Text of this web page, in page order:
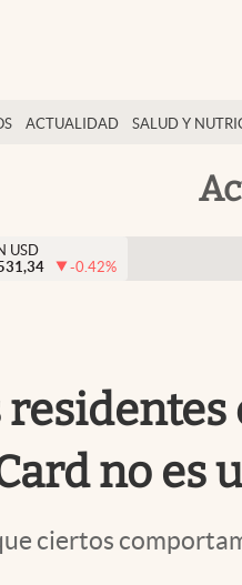
ACTUALIDAD SALUD Y
USD
-0.42%
no es
ciertos